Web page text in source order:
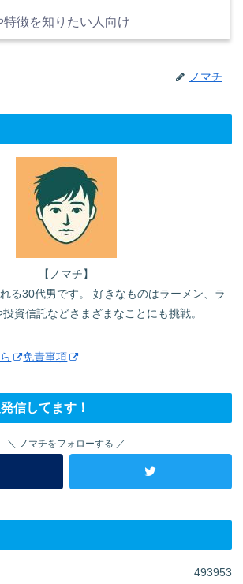
徴を知りたい人向け
ノマチ
【ノマチ】
る30代男です。 好きなものはラーメン、ラ
資信託などさまざまなことにも挑戦。
免責事項
信してます！
ノマチをフォローする
493953